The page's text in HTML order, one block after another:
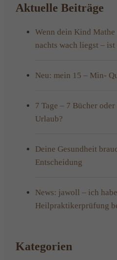
Aktuelle Beiträge
Wenn dein Kind
nachts wach liegst –
Neu: mein 15 – Min-
7 Tage – 7 Bücher
Urlaub?
Deine Gesundheit
Entscheidung
News: jawoll – ich
Heilpraktikerprüfung
Kategorien